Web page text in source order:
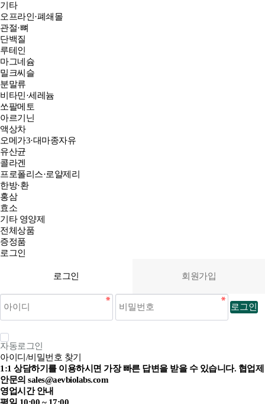
기타
오프라인·폐쇄몰
관절·뼈
단백질
루테인
마그네슘
밀크씨슬
분말류
비타민·세레늄
쏘팔메토
아르기닌
액상차
오메가3·대마종자유
유산균
콜라겐
프로폴리스·로얄제리
한방·환
홍삼
효소
기타 영양제
전체상품
증정품
로그인
로그인 회원가입
로그인
자동로그인
아이디/비밀번호 찾기
1:1 상담하기를 이용하시면 가장 빠른 답변을 받을 수 있습니다. 협업제
안문의 sales@aevbiolabs.com
영업시간 안내
평일 10:00 ~ 17:00